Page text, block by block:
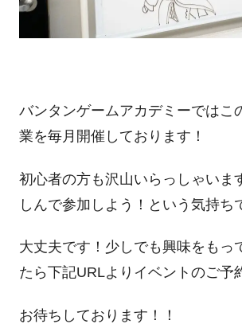
バンタンゲームアカデミーではこ
業を毎月開催しております！
初心者の方も沢山いらっしゃいま
しんで参加しよう！という気持ち
大丈夫です！少しでも興味をもっ
たら下記URLよりイベントのご予
お待ちしております！！